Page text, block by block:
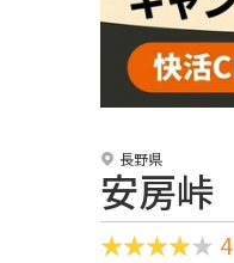
長野県
安房峠
4